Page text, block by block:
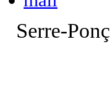
Serre-